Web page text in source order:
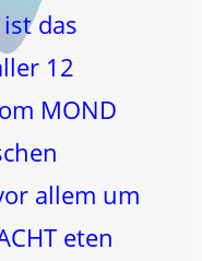
das
12
MOND
allem um
eten